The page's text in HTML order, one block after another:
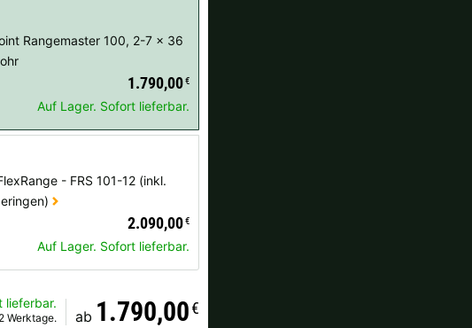
Rangemaster 100, 2-7 x 36
1.790,00€
Auf Lager. Sofort lieferbar.
- FRS 101-12 (inkl.
2.090,00€
Auf Lager. Sofort lieferbar.
lieferbar.
Werktage. ab 1.790,00€